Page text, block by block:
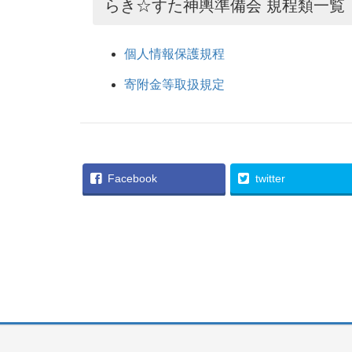
らき☆すた神輿準備会 規程類一覧
個人情報保護規程
寄附金等取扱規定
Facebook twitter